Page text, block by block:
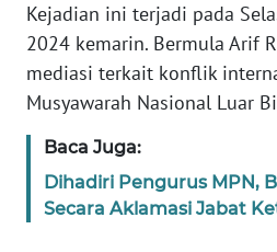
Kejadian ini terjadi pada
2024 kemarin. Bermula Arif
mediasi terkait konflik
Musyawarah Nasional Luar
Baca Juga:
Dihadiri Pengurus MPN,
Secara Aklamasi Jabat
WN
PAPUA
BARAT
WN
RIAU
WN